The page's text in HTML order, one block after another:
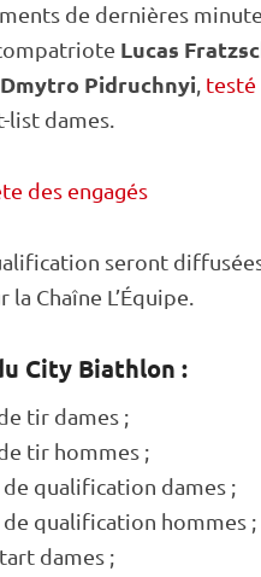
de dernières
Lucas
Dmytro Pidruchnyi, testé
list dames.
des engagés
seront
Chaîne L’Équipe.
City Biathlon :
tir dames ;
tir hommes ;
de qualification dames ;
de qualification hommes ;
dames ;